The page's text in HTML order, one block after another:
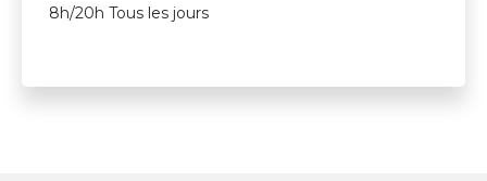
8h/20h Tous les jours